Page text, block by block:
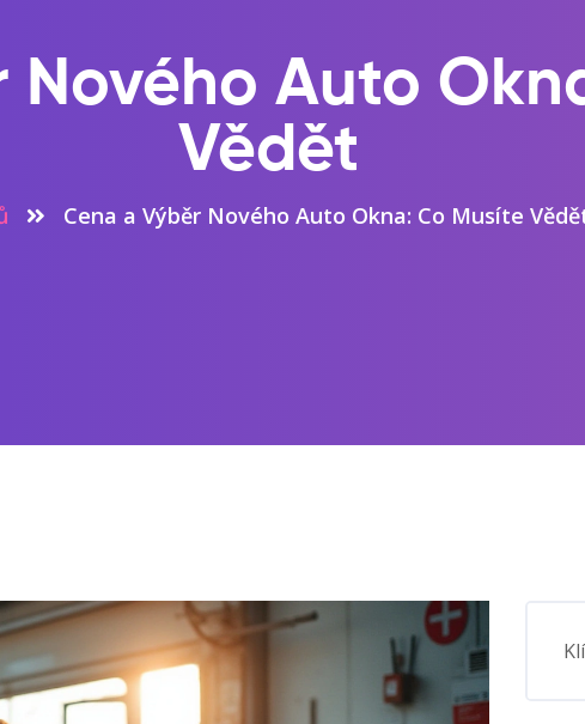
Nového Auto
Vědět
Cena a Výběr Nového Auto Okna: Co Musíte